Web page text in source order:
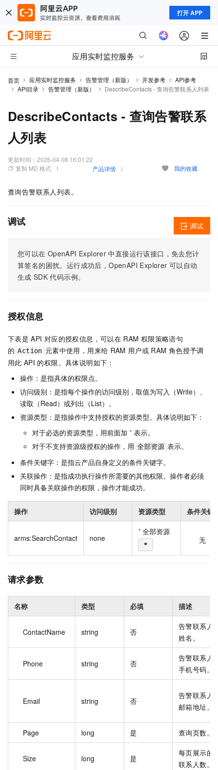
打开 APP
应用实时监控服务
首页 应用实时监控服务 告警管理（新版） 开发参考
API参考
API目录
告警管理（新版） DescribeContacts - 查询告警联系人列表
DescribeContacts - 查询告警联系
人列表
更新时间： 2026-04-08 16:01:22
复制 MD 格式
产品详情 我的收藏
查询告警联系人列表。
调试
您可以在 OpenAPI Explorer 中直接运行该接口，免去您计
算签名的困扰。运行成功后，OpenAPI Explorer 可以自动
生成 SDK 代码示例。
调试
授权信息
下表是 API 对应的授权信息，可以在 RAM 权限策略语句
的 Action 元素中使用，用来给 RAM 用户或 RAM 角色授予调
用此 API 的权限。具体说明如下：
操作：是指具体的权限点。
访问级别：是指每个操作的访问级别，取值为写入（Write）、
读取（Read）或列出（List）。
资源类型：是指操作中支持授权的资源类型。具体说明如下：
对于必选的资源类型，用前面加 * 表示。
对于不支持资源级授权的操作，用 全部资源 表示。
条件关键字：是指云产品自身定义的条件关键字。
关联操作：是指成功执行操作所需要的其他权限。操作者必须
同时具备关联操作的权限，操作才能成功。
操作 访问级别 资源类型 条件关键
arms:SearchContact none
* 全部资源
* 无
请求参数
名称 类型 必填 描述
ContactName string 否
告警联系人
姓名。
Phone string 否
告警联系人
手机号码。
Email string 否
告警联系人
邮箱地址。
Page long 是 查询页数。
Size long 是
每页展示的
联系人数。